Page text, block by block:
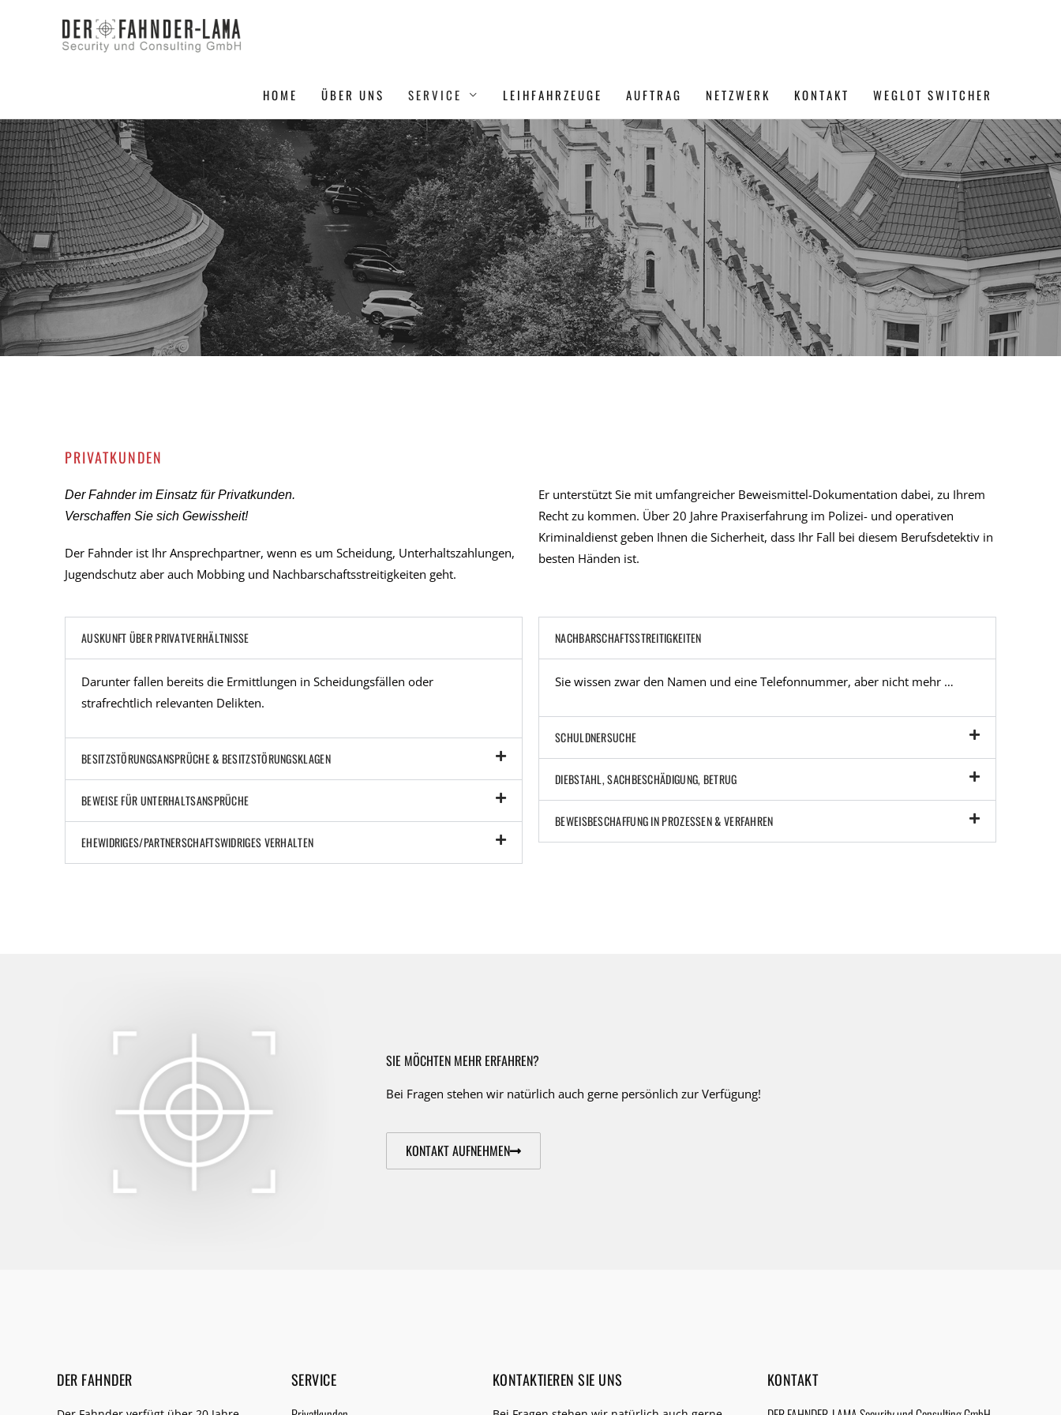
HOME ÜBER UNS SERVICE LEIHFAHRZEUGE AUFTRAG NETZWERK KONTAKT WEGLOT SWITCHER
PRIVATKUNDEN
Der Fahnder im Einsatz für Privatkunden.
Verschaffen Sie sich Gewissheit!
Der Fahnder ist Ihr Ansprechpartner, wenn es um Scheidung, Unterhaltszahlungen,
Jugendschutz aber auch Mobbing und Nachbarschaftsstreitigkeiten geht.
Er unterstützt Sie mit umfangreicher Beweismittel-Dokumentation dabei, zu Ihrem
Recht zu kommen. Über 20 Jahre Praxiserfahrung im Polizei- und operativen
Kriminaldienst geben Ihnen die Sicherheit, dass Ihr Fall bei diesem Berufsdetektiv in
besten Händen ist.
AUSKUNFT ÜBER PRIVATVERHÄLTNISSE
Darunter fallen bereits die Ermittlungen in Scheidungsfällen oder
strafrechtlich relevanten Delikten.
BESITZSTÖRUNGSANSPRÜCHE & BESITZSTÖRUNGSKLAGEN
BEWEISE FÜR UNTERHALTSANSPRÜCHE
EHEWIDRIGES/PARTNERSCHAFTSWIDRIGES VERHALTEN
NACHBARSCHAFTSSTREITIGKEITEN
Sie wissen zwar den Namen und eine Telefonnummer, aber nicht mehr …
SCHULDNERSUCHE
DIEBSTAHL, SACHBESCHÄDIGUNG, BETRUG
BEWEISBESCHAFFUNG IN PROZESSEN & VERFAHREN
SIE MÖCHTEN MEHR ERFAHREN?
Bei Fragen stehen wir natürlich auch gerne persönlich zur Verfügung!
KONTAKT AUFNEHMEN
DER FAHNDER SERVICE KONTAKTIEREN SIE UNS KONTAKT